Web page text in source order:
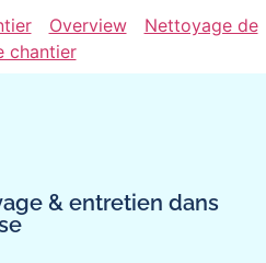
Overview
Nettoyage de
chantier
& entretien dans